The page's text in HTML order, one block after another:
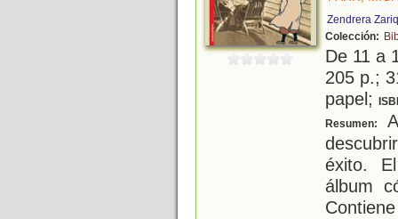
Zendrera
Colección:
De 11 a
205 p.;
papel;
Resumen:
éxito.
álbum